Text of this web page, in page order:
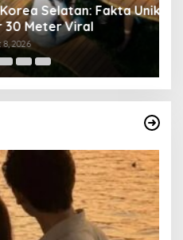
Fakta Unik
Viral